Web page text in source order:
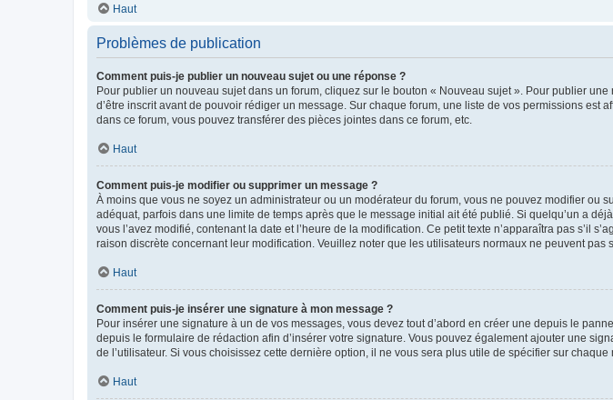
Haut
Problèmes de publication
Comment puis-je publier un nouveau sujet ou une réponse ?
Pour publier un nouveau sujet dans un forum, cliquez sur le bouton « Nouveau sujet ». Pour publier
d’être inscrit avant de pouvoir rédiger un message. Sur chaque forum, une liste de vos permissions
dans ce forum, vous pouvez transférer des pièces jointes dans ce forum, etc.
Haut
Comment puis-je modifier ou supprimer un message ?
À moins que vous ne soyez un administrateur ou un modérateur du forum, vous ne pouvez modifier
adéquat, parfois dans une limite de temps après que le message initial ait été publié. Si quelqu’un a
vous l’avez modifié, contenant la date et l’heure de la modification. Ce petit texte n’apparaîtra pas s’il
raison discrète concernant leur modification. Veuillez noter que les utilisateurs normaux ne peuvent
Haut
Comment puis-je insérer une signature à mon message ?
Pour insérer une signature à un de vos messages, vous devez tout d’abord en créer une depuis le
depuis le formulaire de rédaction afin d’insérer votre signature. Vous pouvez également ajouter une
de l’utilisateur. Si vous choisissez cette dernière option, il ne vous sera plus utile de spécifier sur chaque
Haut